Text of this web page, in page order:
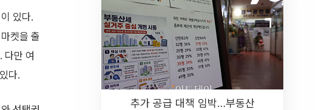
있다.
켓을 출
다만 여
다.
추가 공급 대책 임박…부동산